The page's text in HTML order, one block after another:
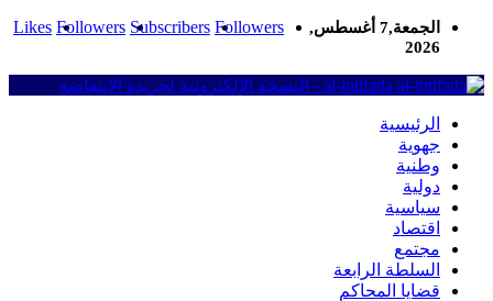
Likes Followers Subscribers Followers
الجمعة,7 أغسطس,
2026
al-intifada - النسخة الإلكترونية لجريدة الانتفاضة
الرئيسية
جهوية
وطنية
دولية
سياسية
اقتصاد
مجتمع
السلطة الرابعة
قضايا المحاكم